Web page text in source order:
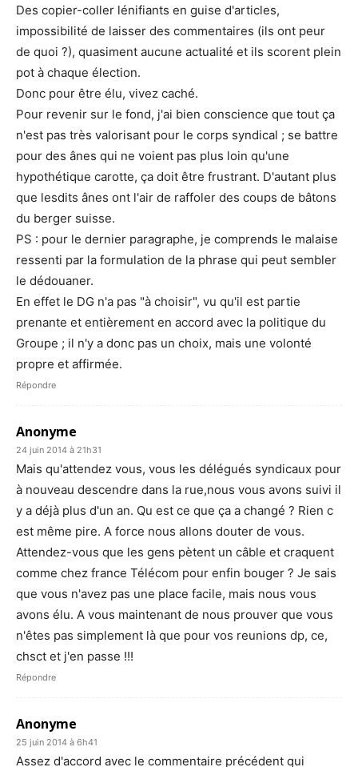
Des copier-coller lénifiants en guise d'articles,
impossibilité de laisser des commentaires (ils ont peur
de quoi ?), quasiment aucune actualité et ils scorent plein
pot à chaque élection.
Donc pour être élu, vivez caché.
Pour revenir sur le fond, j'ai bien conscience que tout ça
n'est pas très valorisant pour le corps syndical ; se battre
pour des ânes qui ne voient pas plus loin qu'une
hypothétique carotte, ça doit être frustrant. D'autant plus
que lesdits ânes ont l'air de raffoler des coups de bâtons
du berger suisse.
PS : pour le dernier paragraphe, je comprends le malaise
ressenti par la formulation de la phrase qui peut sembler
le dédouaner.
En effet le DG n'a pas "à choisir", vu qu'il est partie
prenante et entièrement en accord avec la politique du
Groupe ; il n'y a donc pas un choix, mais une volonté
propre et affirmée.
Répondre
Anonyme
24 juin 2014 à 21h31
Mais qu'attendez vous, vous les délégués syndicaux pour
à nouveau descendre dans la rue,nous vous avons suivi il
y a déjà plus d'un an. Qu est ce que ça a changé ? Rien c
est même pire. A force nous allons douter de vous.
Attendez-vous que les gens pètent un câble et craquent
comme chez france Télécom pour enfin bouger ? Je sais
que vous n'avez pas une place facile, mais nous vous
avons élu. A vous maintenant de nous prouver que vous
n'êtes pas simplement là que pour vos reunions dp, ce,
chsct et j'en passe !!!
Répondre
Anonyme
25 juin 2014 à 6h41
Assez d'accord avec le commentaire précédent qui